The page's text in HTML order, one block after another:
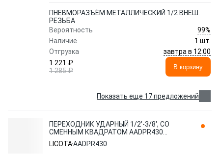
ПНЕВМОРАЗЪЁМ МЕТАЛЛИЧЕСКИЙ 1/2 ВНЕШ.
РЕЗЬБА
Вероятность
99%
Наличие
1 шт.
Отгрузка
завтра в 12:00
1 221 ₽
1 285 ₽
В корзину
Показать еще 17 предложений
ПЕРЕХОДНИК УДАРНЫЙ 1/2'-3/8', СО
СМЕННЫМ КВАДРАТОМ AADPR430
LICOTA
LICOTAAADPR430